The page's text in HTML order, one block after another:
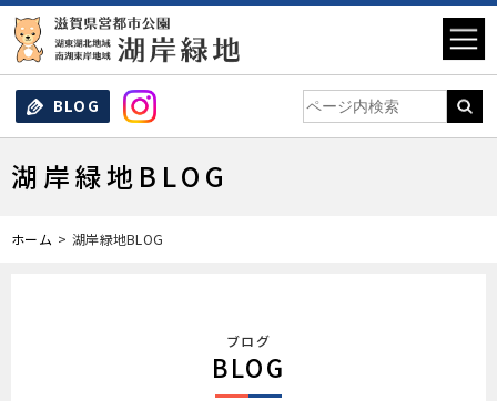
BLOG
湖岸緑地BLOG
ホーム 湖岸緑地BLOG
ブログ
BLOG